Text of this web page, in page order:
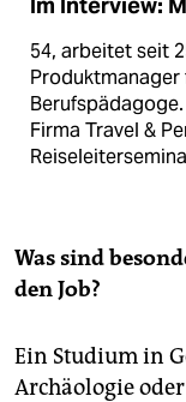
Im Interview:
54, arbeitet seit
Produktmanager
Firma Travel &
Was sind
den Job?
Ein Studium in
Archäologie